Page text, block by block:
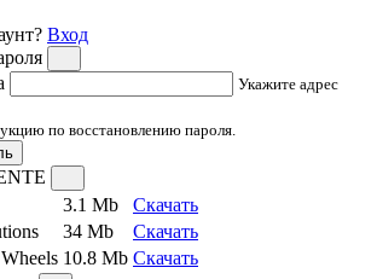
Вход
Укажите адрес
по восстановлению пароля.
3.1 Mb
Скачать
34 Mb
Скачать
10.8 Mb Скачать